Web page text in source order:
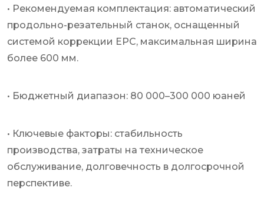
• Рекомендуемая комплектация: автоматический
продольно-резательный станок, оснащенный
системой коррекции EPC, максимальная ширина
более 600 мм.
• Бюджетный диапазон: 80 000–300 000 юаней
• Ключевые факторы: стабильность
производства, затраты на техническое
обслуживание, долговечность в долгосрочной
перспективе.